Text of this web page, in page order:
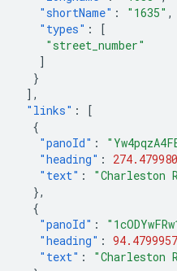
"shortName" : "1635" ,
"types" :
[
"street_number"
]
}
],
"links" :
[
{
"panoId" :
"heading" :
"text" :
"Charleston
},
{
"panoId" :
"heading" :
"text" :
"Charleston